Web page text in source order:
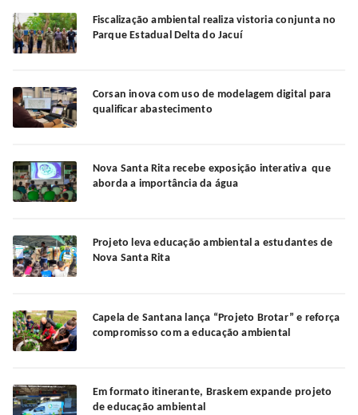
Fiscalização ambiental realiza vistoria conjunta no
Parque Estadual Delta do Jacuí
Corsan inova com uso de modelagem digital para
qualificar abastecimento
Nova Santa Rita recebe exposição interativa que
aborda a importância da água
Projeto leva educação ambiental a estudantes de
Nova Santa Rita
Capela de Santana lança “Projeto Brotar” e reforça
compromisso com a educação ambiental
Em formato itinerante, Braskem expande projeto
de educação ambiental